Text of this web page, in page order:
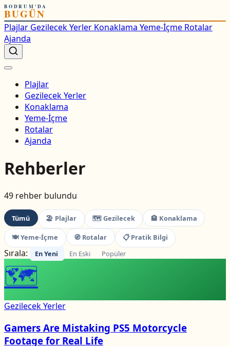
BODRUM'DA
BUGÜN
Plajlar Gezilecek Yerler Konaklama Yeme-İçme Rotalar
Ajanda
Plajlar
Gezilecek Yerler
Konaklama
Yeme-İçme
Rotalar
Ajanda
Rehberler
49 rehber bulundu
Tümü 🏖 Plajlar 🗺 Gezilecek 🏨 Konaklama
🍽 Yeme-İçme 🧭 Rotalar 📋 Pratik Bilgi
Sırala: En Yeni En Eski Popüler
🗺
Gezilecek Yerler
Gamers Are Mistaking PS5 Motorcycle
Footage for Real Life